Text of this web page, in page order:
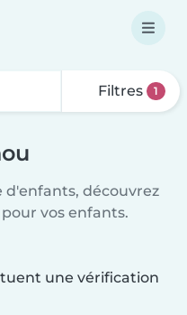
Filtres 1
d'enfants, découvrez
vos enfants.
une vérification